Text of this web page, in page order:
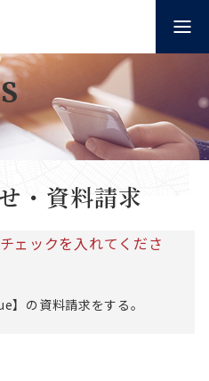
・資料請求
ェックを入れてくださ
の資料請求をする。